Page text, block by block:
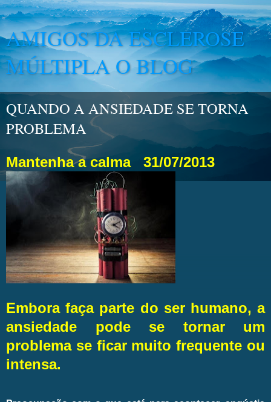
AMIGOS DA ESCLEROSE
MÚLTIPLA O BLOG
QUANDO A ANSIEDADE SE TORNA
PROBLEMA
Mantenha a calma 31/07/2013
Embora faça parte do ser humano, a
ansiedade pode se tornar um
problema se ficar muito frequente ou
intensa.